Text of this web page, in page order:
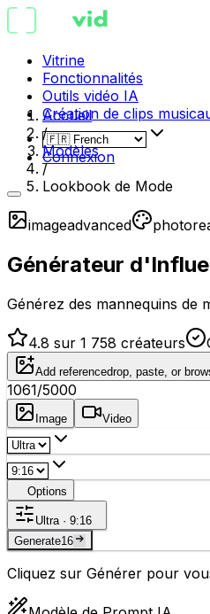
Vitrine
Fonctionnalités
Outils vidéo IA
Création de clips
Connexion
Accueil
/
Modèles
/
Lookbook de Mode
imageadvanced
Générateur
Générez des mannequins de
4.8 sur 1 758 créateurs
Add referencedrop, paste, or
1061/5000
Image Video
Options
Ultra · 9:16
Generate16
Cliquez sur Générer pour